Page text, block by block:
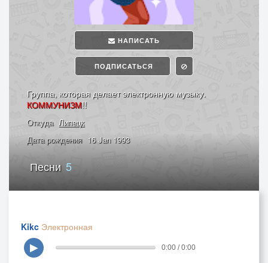
НАПИСАТЬ
ПОДПИСАТЬСЯ
Группа, которая делает электронную музыку.
КОММУНИЗМ!!
Откуда Липецк
Дата рождения 16 Jan 1993
Песни 5
Kikc Электронная
▶
0:00 / 0:00